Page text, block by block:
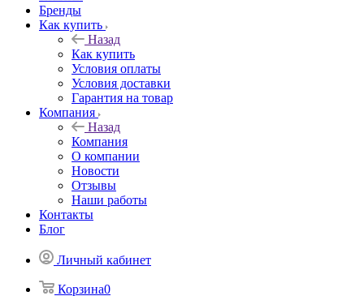
Бренды
Как купить
Назад
Как купить
Условия оплаты
Условия доставки
Гарантия на товар
Компания
Назад
Компания
О компании
Новости
Отзывы
Наши работы
Контакты
Блог
Личный кабинет
Корзина0